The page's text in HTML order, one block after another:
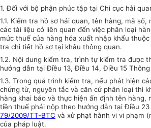
1. Đối với bộ phận phúc tập tại Chi cục hải
1.1. Kiểm tra hồ sơ hải quan, tên hàng, mã số,
các tài liệu có liên quan đến việc phân loại
mức thuế của hàng hóa xuất nhập khẩu
tra chi tiết hồ sơ tại khâu thông quan.
1.2. Nội dung kiểm tra, trình tự kiểm tra được
hướng dẫn tại Điều 13, Điều 14, Điều 15
1.3. Trong quá trình kiểm tra, nếu phát hiện
chứng từ, nguyên tắc và căn cứ phân loại thì
hàng khai báo và thực hiện ấn định tên hàng,
tiền thuế phải nộp theo hướng dẫn tại Điều
79/2009/TT-BTC và xử phạt hành vi vi phạm
của pháp luật.